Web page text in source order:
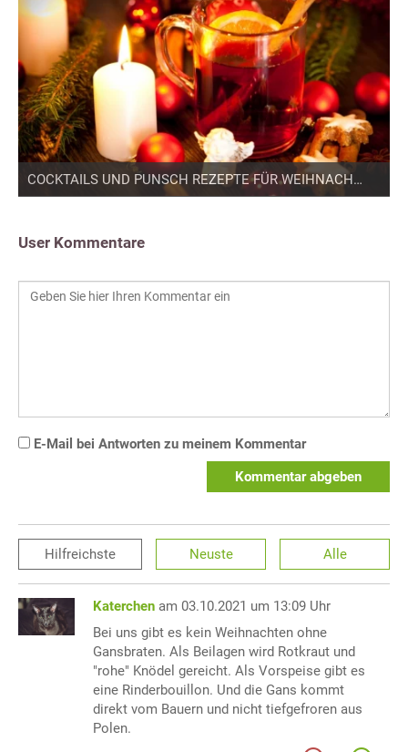
COCKTAILS UND PUNSCH REZEPTE FÜR WEIHNACHTEN
User Kommentare
E-Mail bei Antworten zu meinem Kommentar
Kommentar abgeben
Hilfreichste Neuste Alle
Katerchen am 03.10.2021 um 13:09 Uhr
Bei uns gibt es kein Weihnachten ohne
Gansbraten. Als Beilagen wird Rotkraut und
"rohe" Knödel gereicht. Als Vorspeise gibt es
eine Rinderbouillon. Und die Gans kommt
direkt vom Bauern und nicht tiefgefroren aus
Polen.